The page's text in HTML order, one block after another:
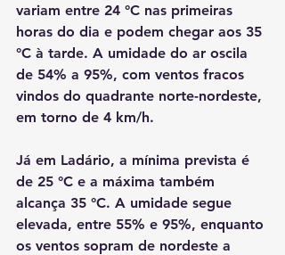
variam entre 24 °C nas primeiras
horas do dia e podem chegar aos 35
°C à tarde. A umidade do ar oscila
de 54% a 95%, com ventos fracos
vindos do quadrante norte-nordeste,
em torno de 4 km/h.
Já em Ladário, a mínima prevista é
de 25 °C e a máxima também
alcança 35 °C. A umidade segue
elevada, entre 55% e 95%, enquanto
os ventos sopram de nordeste a